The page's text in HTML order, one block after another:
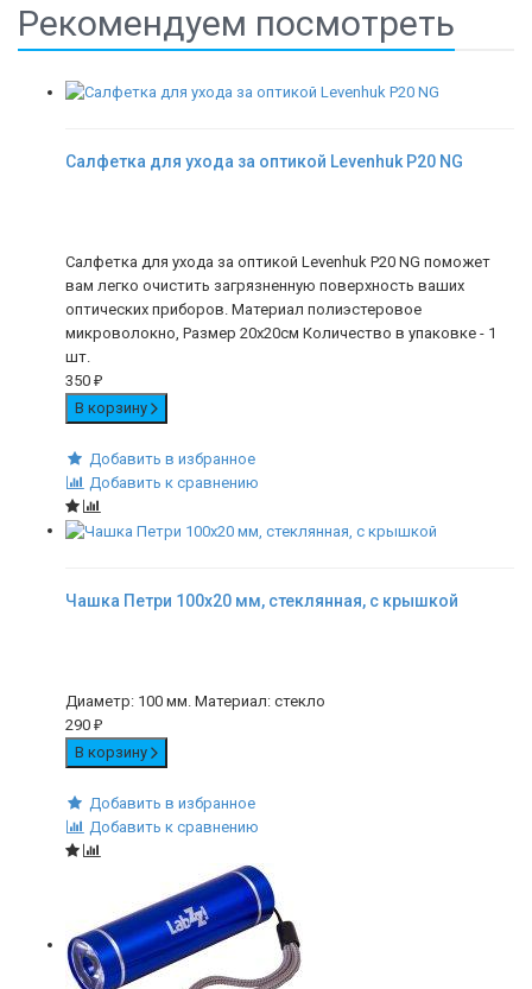
Рекомендуем посмотреть
Салфетка для ухода за оптикой Levenhuk P20 NG
Салфетка для ухода за оптикой Levenhuk P20 NG поможет
вам легко очистить загрязненную поверхность ваших
оптических приборов. Материал полиэстеровое
микроволокно, Размер 20х20см Количество в упаковке - 1
шт.
350 ₽
В корзину
Добавить в избранное
Добавить к сравнению
Чашка Петри 100х20 мм, стеклянная, с крышкой
Диаметр: 100 мм. Материал: стекло
290 ₽
В корзину
Добавить в избранное
Добавить к сравнению